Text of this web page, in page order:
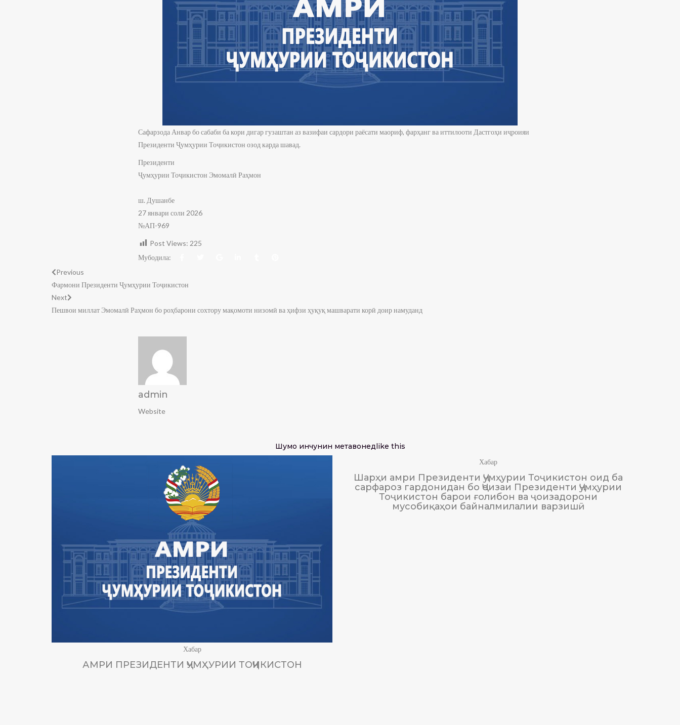
Сафарзода Анвар бо сабаби ба кори дигар гузаштан аз вазифаи сардори раёсати маориф, фарҳанг ва иттилооти Дастгоҳи иҷроияи
Президенти Ҷумҳурии Тоҷикистон озод карда шавад.
Президенти
Ҷумҳурии Тоҷикистон Эмомалӣ Раҳмон
ш. Душанбе
27 январи соли 2026
№АП-969
Post Views: 225
Мубодила:
Previous
Фармони Президенти Ҷумҳурии Тоҷикистон
Next
Пешвои миллат Эмомалӣ Раҳмон бо роҳбарони сохтору мақомоти низомӣ ва ҳифзи ҳуқуқ машварати корӣ доир намуданд
admin
Website
Шумо инчунин метавонедlike this
Хабар
АМРИ ПРЕЗИДЕНТИ ҶУМҲУРИИ ТОҶИКИСТОН
Хабар
Шарҳи амри Президенти Ҷумҳурии Тоҷикистон оид ба
сарфароз гардонидан бо Ҷоизаи Президенти Ҷумҳурии
Тоҷикистон барои ғолибон ва ҷоизадорони
мусобиқаҳои байналмилалии варзишӣ